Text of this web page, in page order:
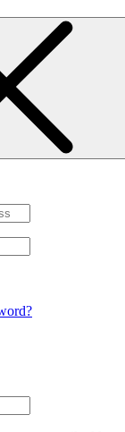
110W 5700K
120W 5700K
150W 5700K
นวัตกรรม
นวัตกรรม
นวัตกรรม
นวัตกรรม
Solar cell
Light
กผัก
ลูกผักไฮโดรโปนิกส์
หยด
ปลูกผัก